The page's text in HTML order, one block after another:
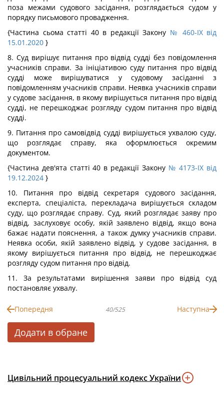
поза межами судового засідання, розглядається судом у
порядку письмового провадження.
{Частина сьома статті 40 в редакції Закону № 460-IX від
15.01.2020 }
8. Суд вирішує питання про відвід судді без повідомлення
учасників справи. За ініціативою суду питання про відвід
судді може вирішуватися у судовому засіданні з
повідомленням учасників справи. Неявка учасників справи
у судове засідання, в якому вирішується питання про відвід
судді, не перешкоджає розгляду судом питання про відвід
судді.
9. Питання про самовідвід судді вирішується ухвалою суду,
що розглядає справу, яка оформлюється окремим
документом.
{Частина дев'ята статті 40 в редакції Закону № 4173-IX від
19.12.2024 }
10. Питання про відвід секретаря судового засідання,
експерта, спеціаліста, перекладача вирішується складом
суду, що розглядає справу. Суд, який розглядає заяву про
відвід, заслуховує особу, якій заявлено відвід, якщо вона
бажає надати пояснення, а також думку учасників справи.
Неявка особи, якій заявлено відвід, у судове засідання, в
якому вирішується питання про відвід, не перешкоджає
розгляду судом питання про відвід.
11. За результатами вирішення заяви про відвід суд
постановляє ухвалу.
Попередня 40/525 Наступна
Додати в обране
Цивільний процесуальний кодекс України